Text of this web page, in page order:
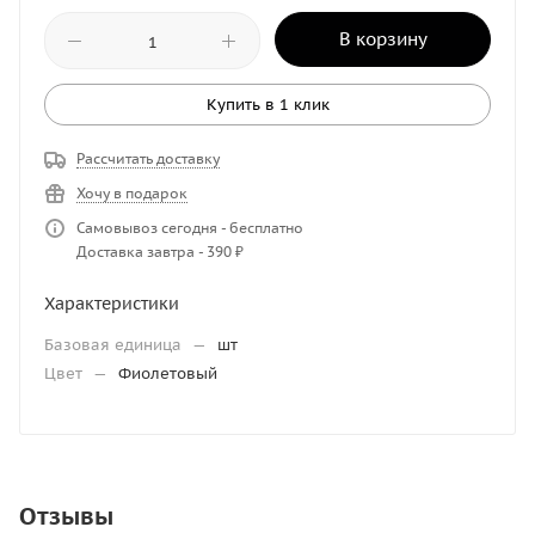
В корзину
Купить в 1 клик
Рассчитать доставку
Хочу в подарок
Самовывоз сегодня - бесплатно
Доставка завтра - 390 ₽
Характеристики
Базовая единица —
шт
Цвет — Фиолетовый
Отзывы